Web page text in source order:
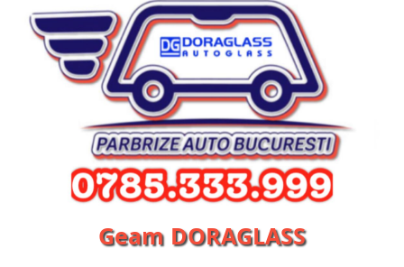
Geam DORAGLASS